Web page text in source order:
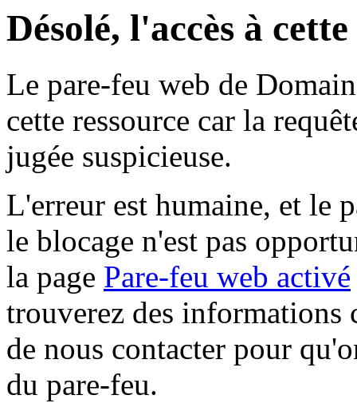
Désolé, l'accès à
Le pare-feu web de
cette ressource car la
jugée suspicieuse.
L'erreur est humaine, et le
le blocage n'est pas
la page Pare-feu web activé
trouverez des informations
de nous contacter pour
du pare-feu.